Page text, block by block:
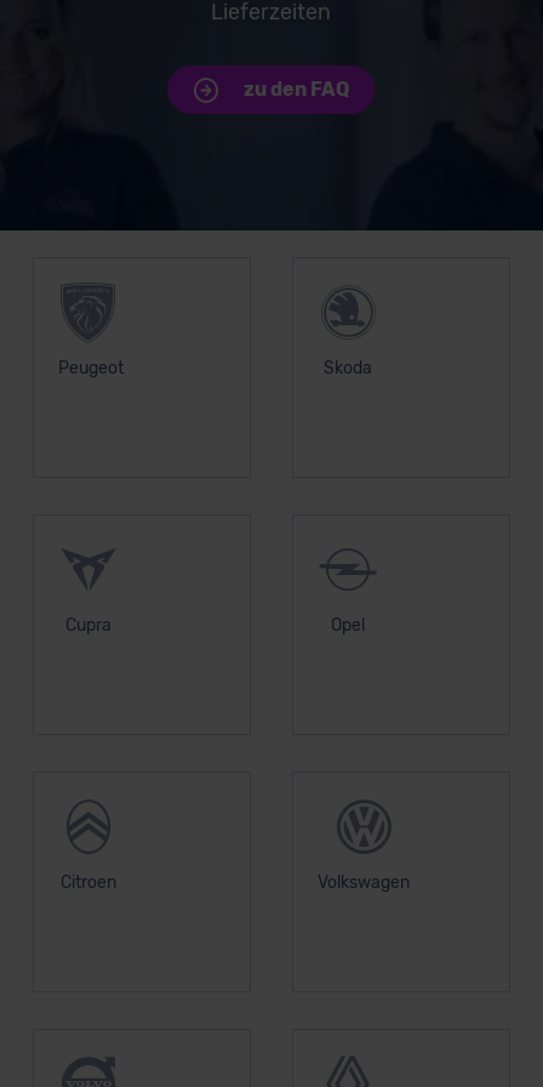
der EU erfolgt, erfolgt dies ausschließlich auf der
Grundlage eines Angemessenheitsbeschlusses der EU-
erteilen. Nähere Informationen zu den bestehenden
unserem Datenschutzbeauftragten unter
datenschutz@meinauto.de anfordern.
Datenschutzerklärung Impressum
Lieferzeiten
zu den FAQ
Peugeot Skoda
Cupra Opel
Citroen Volkswagen